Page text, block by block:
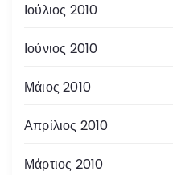
Ιούλιος 2010
Ιούνιος 2010
Μάιος 2010
Απρίλιος 2010
Μάρτιος 2010